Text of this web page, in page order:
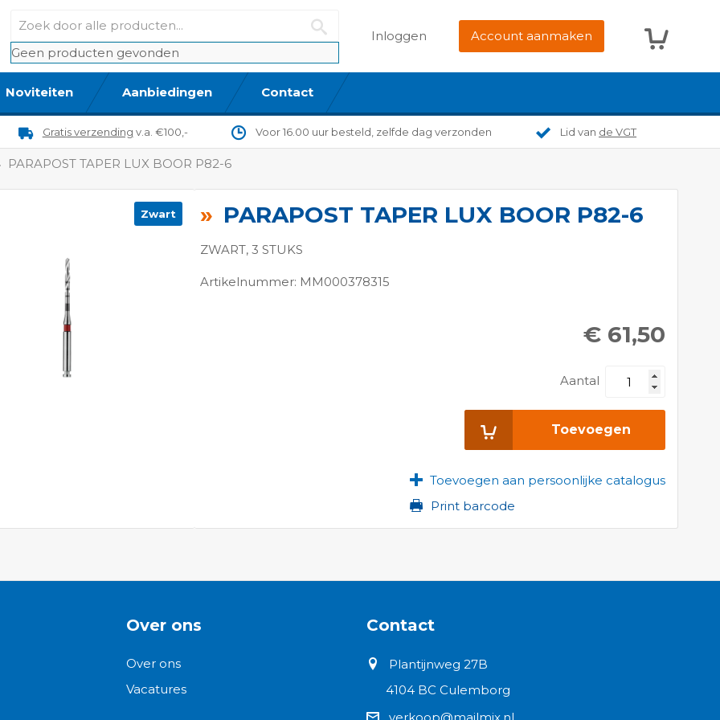
Geen producten gevonden
Inloggen Account aanmaken
Noviteiten Aanbiedingen Contact
Gratis verzending v.a. €100,- Voor 16.00 uur besteld, zelfde dag verzonden Lid van de VGT
PARAPOST TAPER LUX BOOR P82-6
PARAPOST TAPER LUX BOOR P82-6
ZWART, 3 STUKS
Artikelnummer: MM000378315
€ 61,50
Aantal
Toevoegen
Toevoegen aan persoonlijke catalogus
Print barcode
Zwart
Over ons
Over ons
Vacatures
Contact
Plantijnweg 27B
4104 BC Culemborg